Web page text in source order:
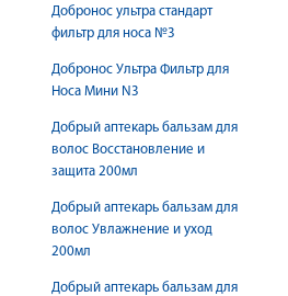
Добронос ультра стандарт
фильтр для носа №3
Добронос Ультра Фильтр для
Носа Мини N3
Добрый аптекарь бальзам для
волос Восстановление и
защита 200мл
Добрый аптекарь бальзам для
волос Увлажнение и уход
200мл
Добрый аптекарь бальзам для